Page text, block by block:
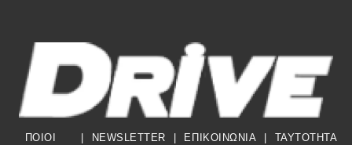
ΠΟΙΟΙ
| NEWSLETTER | ΕΠΙΚΟΙΝΩΝΙΑ | TAYTOTHTA